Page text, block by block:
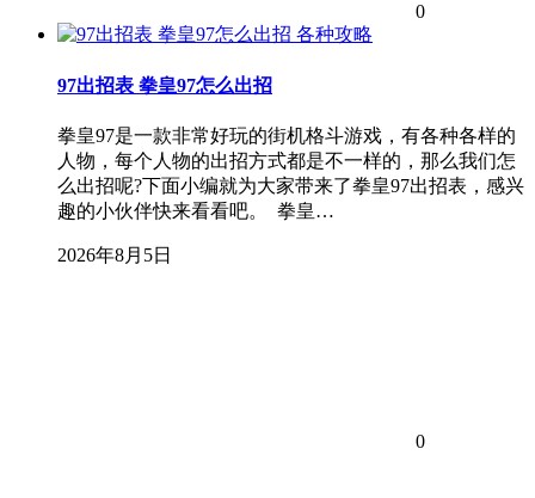
0
各种攻略
97出招表 拳皇97怎么出招
拳皇97是一款非常好玩的街机格斗游戏，有各种各样的
人物，每个人物的出招方式都是不一样的，那么我们怎
么出招呢?下面小编就为大家带来了拳皇97出招表，感兴
趣的小伙伴快来看看吧。 拳皇…
2026年8月5日
0